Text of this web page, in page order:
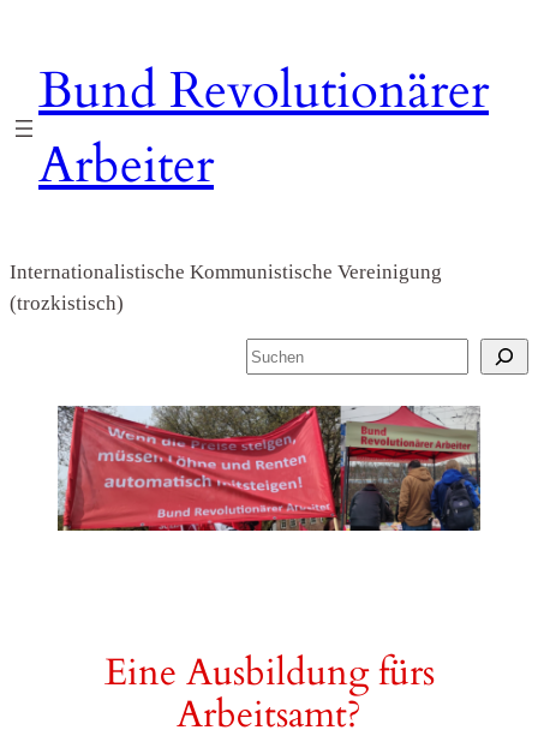
springen
Bund Revolutionärer
Arbeiter
Internationalistische Kommunistische Vereinigung
(trozkistisch)
S
c
h
e
n
Eine Ausbildung fürs
Arbeitsamt?